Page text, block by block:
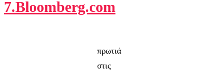
7.Bloomberg.com
πρωτιά
στις